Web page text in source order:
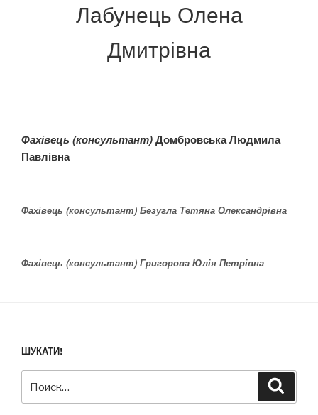
Лабунець Олена
Дмитрівна
Фахівець (консультант)Домбровська Людмила
Павлівна
Фахівець (консультант) Безугла Тетяна Олександрівна
Фахівець (консультант) Григорова Юлія Петрівна
ШУКАТИ!